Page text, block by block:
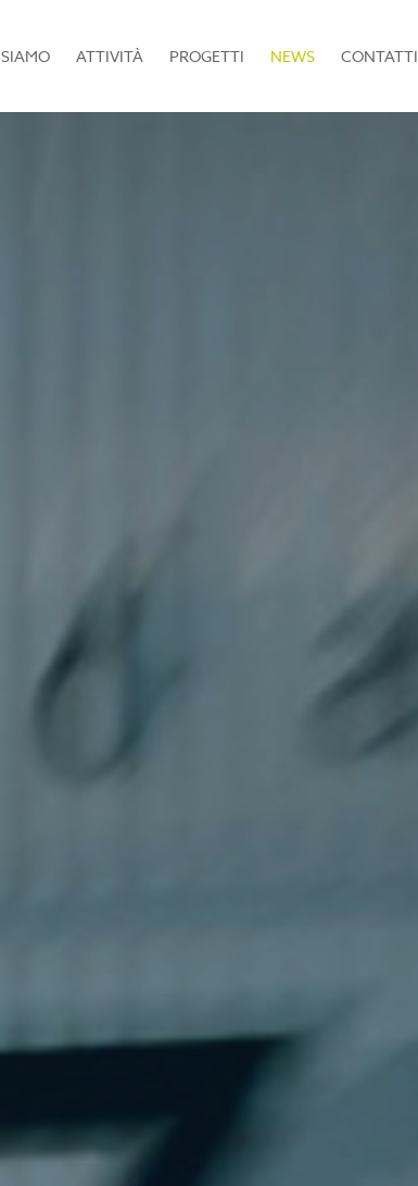
ATTIVITÀ PROGETTI NEWS(current)
CONTATTI